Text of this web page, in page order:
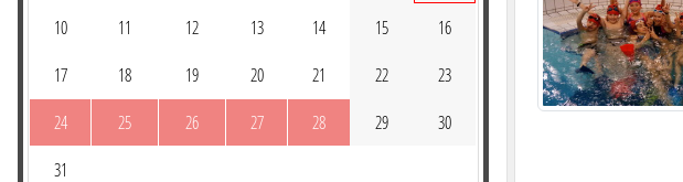
10 11 12 13 14 15 16
17 18 19 20 21 22 23
24 25 26 27 28 29 30
31